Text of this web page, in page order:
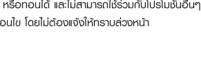
รือทอนได้ และไม่สามารถใช้ร่วมกับโปรโมชั่นอื่นๆ
ไข โดยไม่ต้องแจ้งให้ทราบล่วงหน้า